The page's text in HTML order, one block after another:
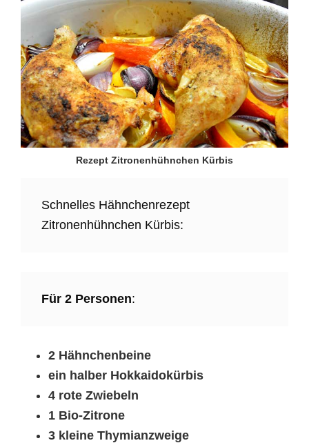
Rezept Zitronenhühnchen Kürbis
Schnelles Hähnchenrezept
Zitronenhühnchen Kürbis:
Für 2 Personen:
2 Hähnchenbeine
ein halber Hokkaidokürbis
4 rote Zwiebeln
1 Bio-Zitrone
3 kleine Thymianzweige